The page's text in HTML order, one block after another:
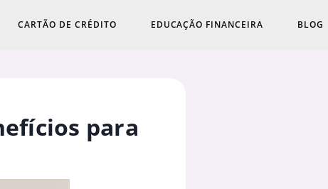
CARTÃO DE CRÉDITO EDUCAÇÃO FINANCEIRA BLOG
para